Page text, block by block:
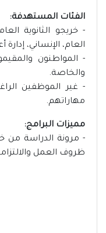
الفئات المستهدفة:
- خريجو الثانوية
العام، الإنساني،
- المواطنون
والخاصة.
- غير الموظفين
مهاراتهم.
مميزات البرامج:
- مرونة الدراسة من
ظروف العمل